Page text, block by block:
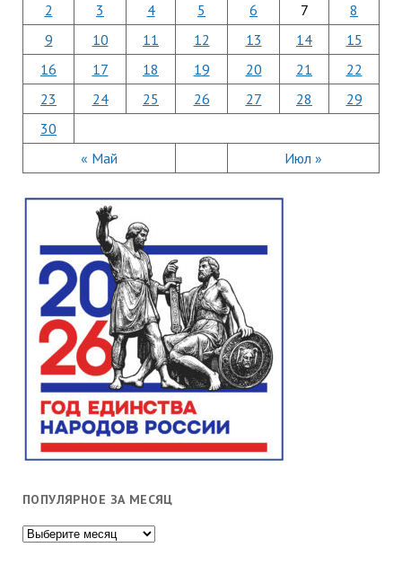
« Май Июл »
2
3 4 5 6 7
8
9
10 11 12 13 14
15
16
17 18 19 20 21
22
23
24 25 26 27 28
29
30
ПОПУЛЯРНОЕ ЗА МЕСЯЦ
Популярное